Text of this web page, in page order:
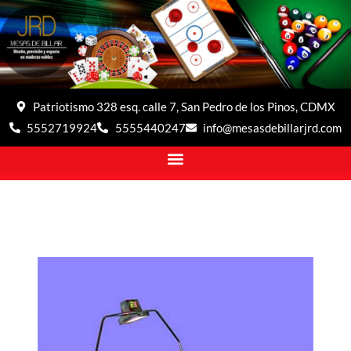
Patriotismo 328 esq. calle 7, San Pedro de los Pinos, CDMX
5552719924
5555440247 info@mesasdebillarjrd.com